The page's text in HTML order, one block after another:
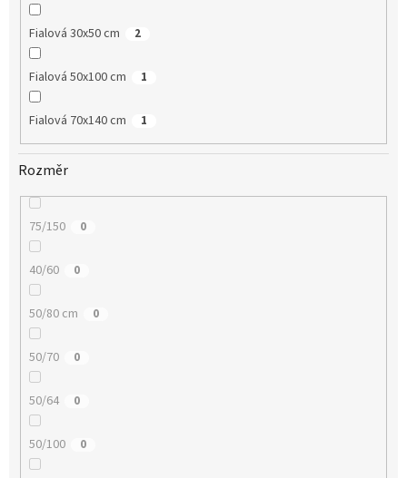
Fialová 30x50 cm 2
Fialová 50x100 cm 1
Fialová 70x140 cm 1
Rozměr
75/150 0
40/60 0
50/80 cm 0
50/70 0
50/64 0
50/100 0